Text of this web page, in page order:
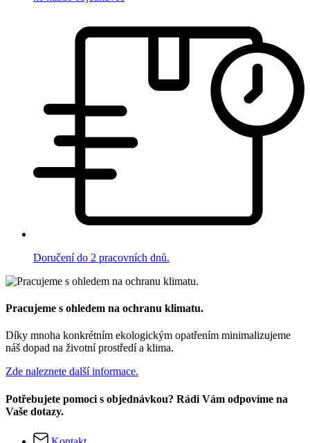
Doručení do 2 pracovních dnů.
Pracujeme s ohledem na ochranu klimatu.
Díky mnoha konkrétním ekologickým opatřením minimalizujeme
náš dopad na životní prostředí a klima.
Zde naleznete další informace.
Potřebujete pomoci s objednávkou? Rádi Vám odpovíme na
Vaše dotazy.